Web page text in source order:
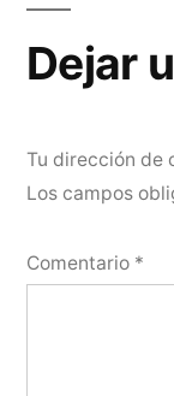
Dejar
Tu dirección de
Los campos
Comentario *